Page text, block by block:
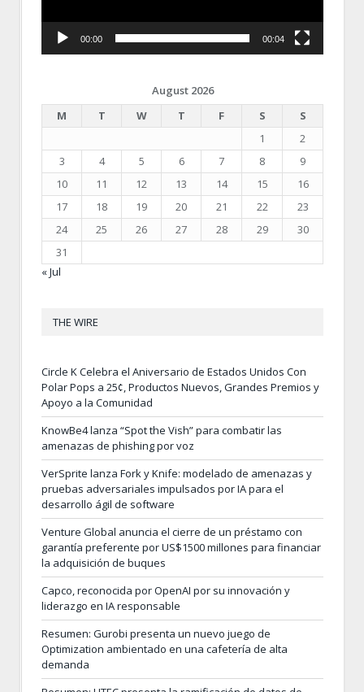
00:00 00:04
August 2026
M
T W T F S
S
1
2
3
4 5 6 7 8
9
10
11 12 13 14 15
16
17
18 19 20 21 22
23
24
25 26 27 28 29
30
31
« Jul
THE WIRE
Circle K Celebra el Aniversario de Estados Unidos Con
Polar Pops a 25¢, Productos Nuevos, Grandes Premios y
Apoyo a la Comunidad
KnowBe4 lanza “Spot the Vish” para combatir las
amenazas de phishing por voz
VerSprite lanza Fork y Knife: modelado de amenazas y
pruebas adversariales impulsados por IA para el
desarrollo ágil de software
Venture Global anuncia el cierre de un préstamo con
garantía preferente por US$1500 millones para financiar
la adquisición de buques
Capco, reconocida por OpenAI por su innovación y
liderazgo en IA responsable
Resumen: Gurobi presenta un nuevo juego de
Optimization ambientado en una cafetería de alta
demanda